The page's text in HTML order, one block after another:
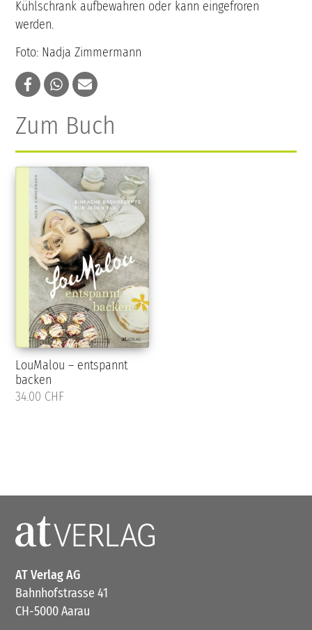
Kühlschrank aufbewahren oder kann eingefroren
werden.
Foto: Nadja Zimmermann
Zum Buch
LouMalou – entspannt
backen
34.00 CHF
AT Verlag AG
Bahnhofstrasse 41
CH-5000 Aarau